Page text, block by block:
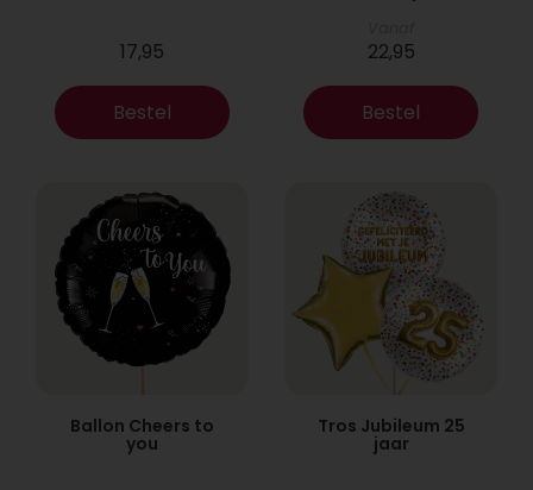
17,95
Bestel
22,95
Bestel
Ballon Cheers to
you
Tros Jubileum 25
jaar